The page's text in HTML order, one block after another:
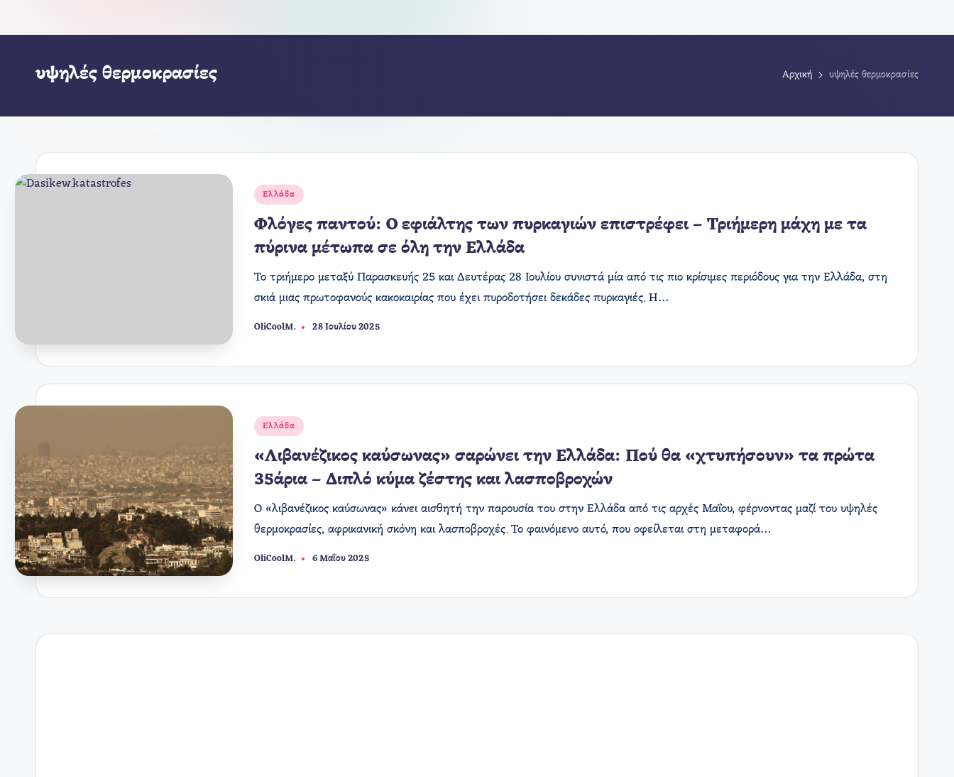
υψηλές θερμοκρασίες Αρχική υψηλές θερμοκρασίες
Αναρτήθηκε
Ελλάδα
Φλόγες παντού: Ο εφιάλτης των πυρκαγιών επιστρέφει – Τριήμερη μάχη με τα
πύρινα μέτωπα σε όλη την Ελλάδα
Το τριήμερο μεταξύ Παρασκευής 25 και Δευτέρας 28 Ιουλίου συνιστά μία από τις πιο κρίσιμες περιόδους για την Ελλάδα, στη
σκιά μιας πρωτοφανούς κακοκαιρίας που έχει πυροδοτήσει δεκάδες πυρκαγιές. Η…
Συγγραφέας:
OliCoolM. 28 Ιουλίου 2025
Αναρτήθηκε
Ελλάδα
«Λιβανέζικος καύσωνας» σαρώνει την Ελλάδα: Πού θα «χτυπήσουν» τα πρώτα
35άρια – Διπλό κύμα ζέστης και λασποβροχών
Ο «λιβανέζικος καύσωνας» κάνει αισθητή την παρουσία του στην Ελλάδα από τις αρχές Μαΐου, φέρνοντας μαζί του υψηλές
θερμοκρασίες, αφρικανική σκόνη και λασποβροχές. Το φαινόμενο αυτό, που οφείλεται στη μεταφορά…
Συγγραφέας:
OliCoolM. 6 Μαΐου 2025